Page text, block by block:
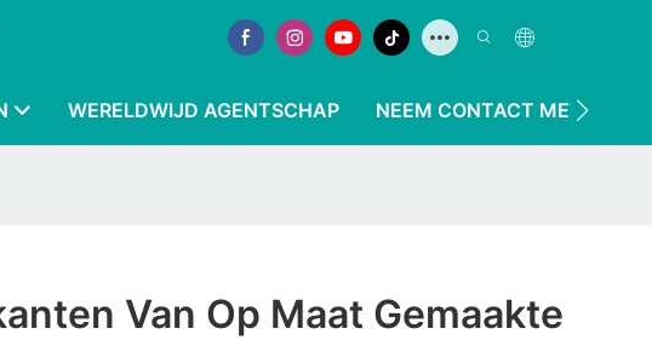
WERELDWIJD AGENTSCHAP NEEM CONTACT MET ONS
Van Op Maat Gemaakte